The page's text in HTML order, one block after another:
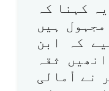
کہنا کہ
ہیں
کہ ابن
ثقہ
نے أمالی